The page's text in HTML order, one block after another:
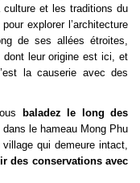
et les traditions du
explorer l’architecture
de ses allées étroites,
leur origine est ici, et
la causerie avec des
baladez le long des
dans le hameau Mong Phu
qui demeure intact,
des conservations avec